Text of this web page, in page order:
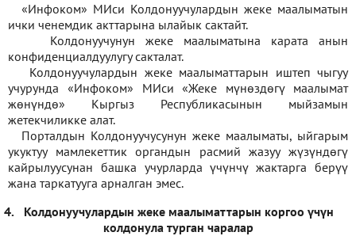
«Инфоком» МИси Колдонуучулардын жеке маалыматын
ички ченемдик акттарына ылайык сактайт.
Колдонуучунун жеке маалыматына карата анын
конфиденциалдуулугу сакталат.
Колдонуучулардын жеке маалыматтарын иштеп чыгуу
учурунда «Инфоком» МИси«Жеке мүнөздөгү маалымат
жөнүндө» Кыргыз Республикасынын мыйзамын
жетекчиликке алат.
Порталдын Колдонуучусунун жеке маалыматы, ыйгарым
укуктуу мамлекеттик органдын расмий жазуу жүзүндөгү
кайрылуусунан башка учурларда үчүнчү жактарга берүү
жана таркатууга арналган эмес.
4.
Колдонуучулардын жеке маалыматтарын коргоо үчүн
колдонула турган чаралар